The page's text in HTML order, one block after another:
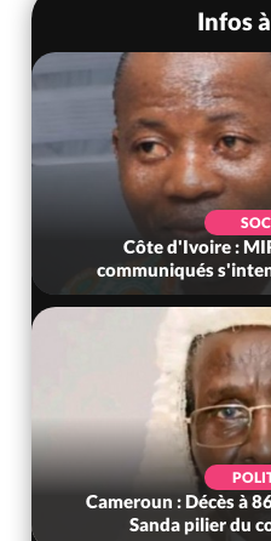
Infos
Côte d'Ivoire :
communiqués
Cameroun : Décès à
Sanda pilier du